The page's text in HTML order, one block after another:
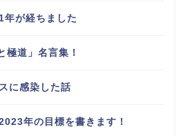
年が経ちました
極道」名言集！
に感染した話
年の目標を書きます！